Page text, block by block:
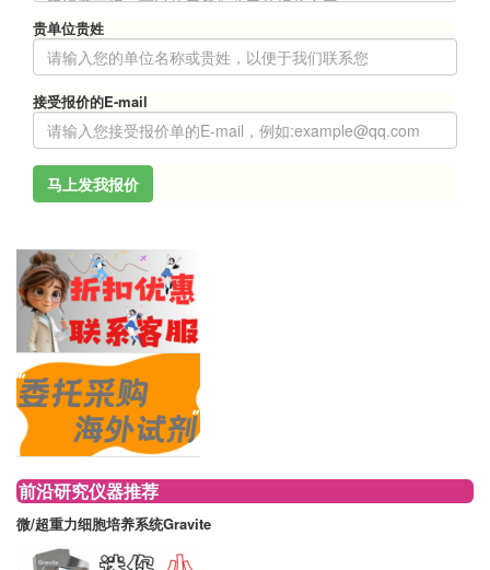
贵单位贵姓
接受报价的E-mail
马上发我报价
前沿研究仪器推荐
微/超重力细胞培养系统Gravite